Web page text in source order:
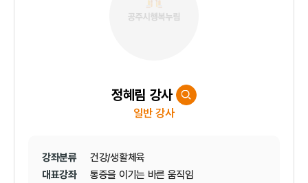
정혜림 강사
일반 강사
강좌분류
건강/생활체육
대표강좌
통증을 이기는 바른 움직임